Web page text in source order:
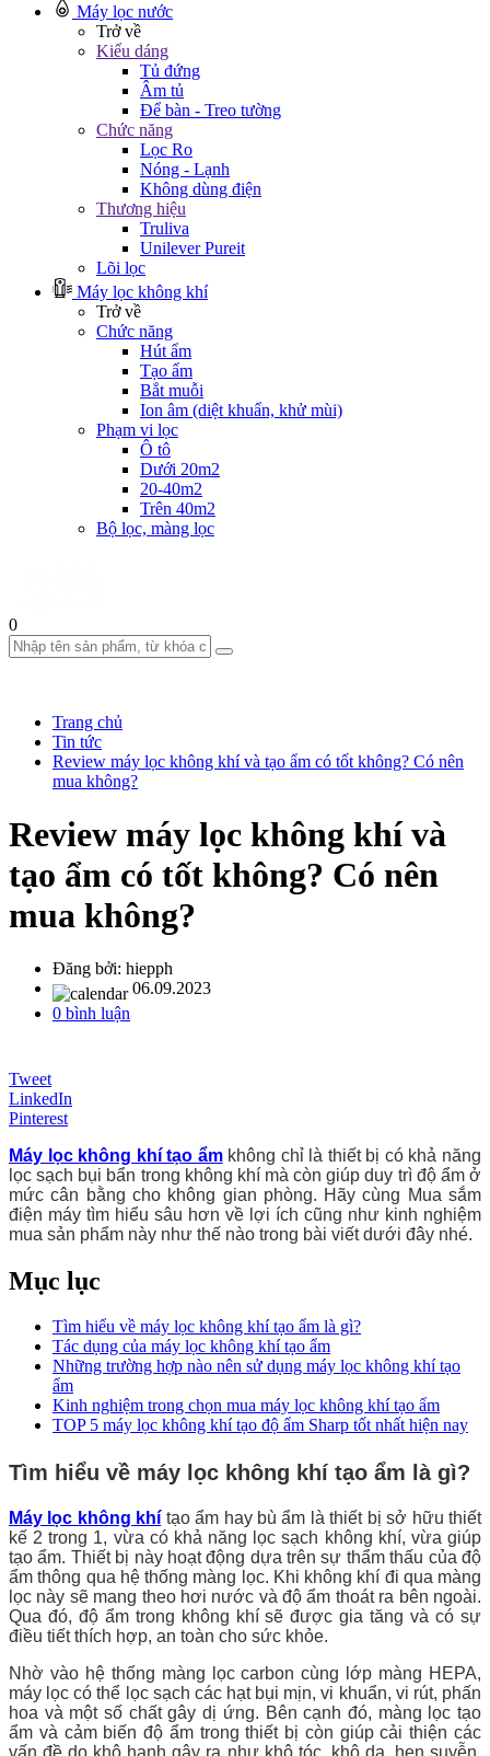
Máy lọc nước
Trở về
Kiểu dáng
Tủ đứng
Âm tủ
Để bàn - Treo tường
Chức năng
Lọc Ro
Nóng - Lạnh
Không dùng điện
Thương hiệu
Truliva
Unilever Pureit
Lõi lọc
Máy lọc không khí
Trở về
Chức năng
Hút ẩm
Tạo ẩm
Bắt muỗi
Ion âm (diệt khuẩn, khử mùi)
Phạm vi lọc
Ô tô
Dưới 20m2
20-40m2
Trên 40m2
Bộ lọc, màng lọc
0
Trang chủ
Tin tức
Review máy lọc không khí và tạo ẩm có tốt không? Có nên
mua không?
Review máy lọc không khí và
tạo ẩm có tốt không? Có nên
mua không?
Đăng bởi: hiepph
06.09.2023
0 bình luận
Tweet
LinkedIn
Pinterest
Máy lọc không khí tạo ẩmkhông chỉ là thiết bị có khả năng
lọc sạch bụi bẩn trong không khí mà còn giúp duy trì độ ẩm ở
mức cân bằng cho không gian phòng. Hãy cùng Mua sắm
điện máy tìm hiểu sâu hơn về lợi ích cũng như kinh nghiệm
mua sản phẩm này như thế nào trong bài viết dưới đây nhé.
Mục lục
Tìm hiểu về máy lọc không khí tạo ẩm là gì?
Tác dụng của máy lọc không khí tạo ẩm
Những trường hợp nào nên sử dụng máy lọc không khí tạo
ẩm
Kinh nghiệm trong chọn mua máy lọc không khí tạo ẩm
TOP 5 máy lọc không khí tạo độ ẩm Sharp tốt nhất hiện nay
Tìm hiểu về máy lọc không khí tạo ẩm là gì?
Máy lọc không khí tạo ẩm hay bù ẩm là thiết bị sở hữu thiết
kế 2 trong 1, vừa có khả năng lọc sạch không khí, vừa giúp
tạo ẩm. Thiết bị này hoạt động dựa trên sự thẩm thấu của độ
ẩm thông qua hệ thống màng lọc. Khi không khí đi qua màng
lọc này sẽ mang theo hơi nước và độ ẩm thoát ra bên ngoài.
Qua đó, độ ẩm trong không khí sẽ được gia tăng và có sự
điều tiết thích hợp, an toàn cho sức khỏe.
Nhờ vào hệ thống màng lọc carbon cùng lớp màng HEPA,
máy lọc có thể lọc sạch các hạt bụi mịn, vi khuẩn, vi rút, phấn
hoa và một số chất gây dị ứng. Bên cạnh đó, màng lọc tạo
ẩm và cảm biến độ ẩm trong thiết bị còn giúp cải thiện các